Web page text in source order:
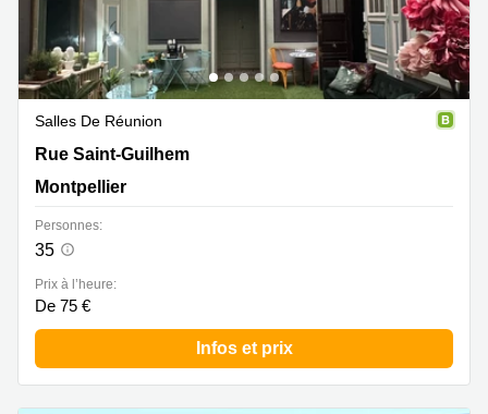
Salles De Réunion
Rue Saint-Guilhem 23, Montpellier
Rue Saint-Guilhem
Montpellier
Personnes:
35
Prix à l’heure:
De 75 €
Infos et prix